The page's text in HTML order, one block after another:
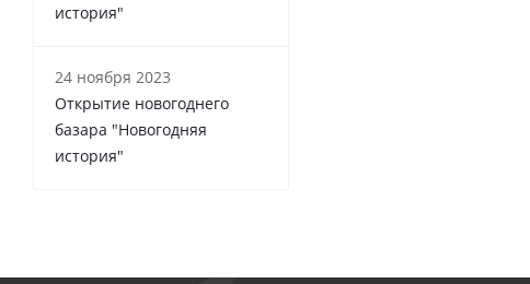
история"
24 ноября 2023
Открытие новогоднего
базара "Новогодняя
история"